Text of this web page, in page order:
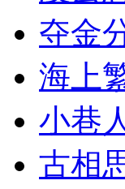
夺金
海上
小巷
古相